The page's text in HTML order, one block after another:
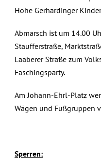
Höhe Gerhardinger
Abmarsch ist um 14.00
Staufferstraße,
Laaberer Straße zum
Faschingsparty.
Am Johann-Ehrl-Platz
Wägen und Fußgruppen
Sperren: